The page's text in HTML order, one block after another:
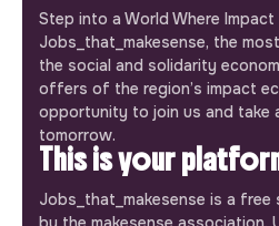
Step into a World Where
Jobs_that_makesense, the
the social and solidarity
offers of the region’s impact
opportunity to join us and take
tomorrow.
This is your
Jobs_that_makesense is a